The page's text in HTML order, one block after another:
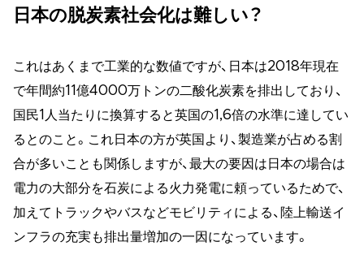
日本の脱炭素社会化は難しい？
これはあくまで工業的な数値ですが、日本は2018年現在
で年間約11億4000万トンの二酸化炭素を排出しており、
国民1人当たりに換算すると英国の1,6倍の水準に達してい
るとのこと。これ日本の方が英国より、製造業が占める割
合が多いことも関係しますが、最大の要因は日本の場合は
電力の大部分を石炭による火力発電に頼っているためで、
加えてトラックやバスなどモビリティによる、陸上輸送イ
ンフラの充実も排出量増加の一因になっています。